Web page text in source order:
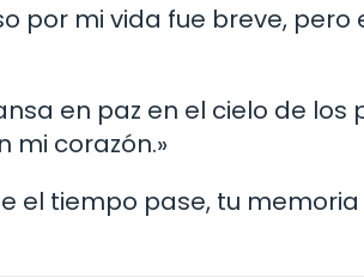
por mi vida fue breve,
en paz en el cielo de
mi corazón.»
el tiempo pase, tu